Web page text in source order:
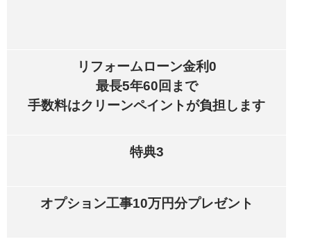
リフォームローン金利0
最長5年60回まで
手数料はクリーンペイントが負担します
特典3
オプション工事10万円分プレゼント